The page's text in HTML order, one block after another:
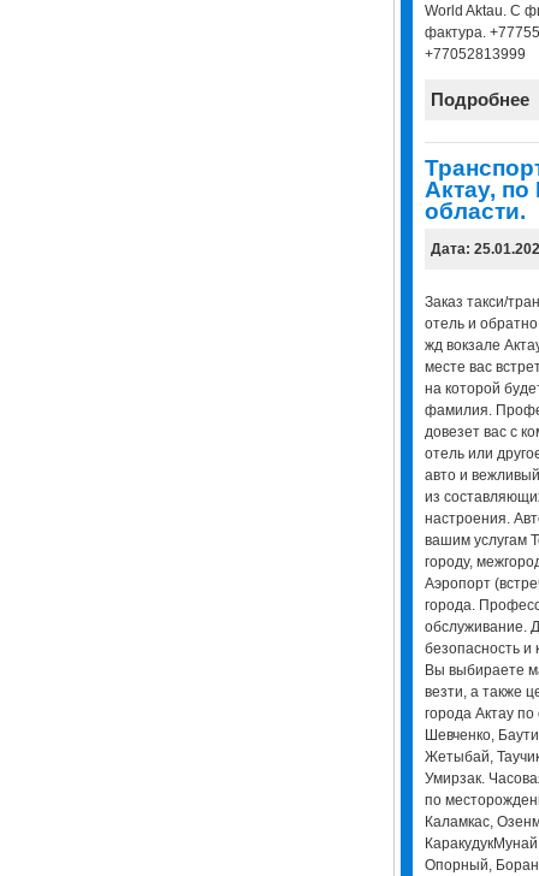
World Aktau. С
фактура.
+77052813999
Подробнее
Актау, по
области.
Дата:
Заказ такси/
отель и
жд вокзале
месте вас
на которой
фамилия.
довезет вас с
отель или
авто и
из
настроения.
вашим услугам
городу,
Аэропорт
города.
обслуживание.
безопасность
Вы выбираете
везти, а также
города Актау
Шевченко,
Жетыбай,
Умирзак.
по
Каламкас,
Опорный,